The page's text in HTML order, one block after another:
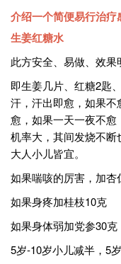
介绍一个简便易行治
生姜红糖水
此方安全、易做、效果
即生姜几片、红糖2匙
汗，汗出即愈，如果
愈，如果一天一夜不
机率大，其间发烧不断
大人小儿皆宜。
如果喘咳的厉害，加杏
如果身疼加桂枝10克
如果身体弱加党参30克
5岁-10岁小儿减半，5